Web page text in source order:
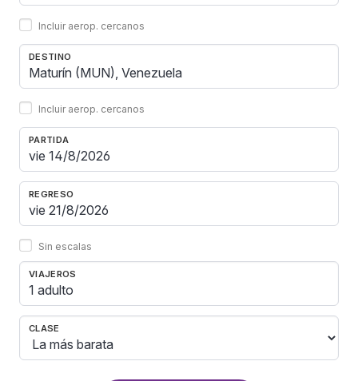
Incluir aerop. cercanos
DESTINO
Incluir aerop. cercanos
PARTIDA
REGRESO
Sin escalas
VIAJEROS
1 adulto
CLASE